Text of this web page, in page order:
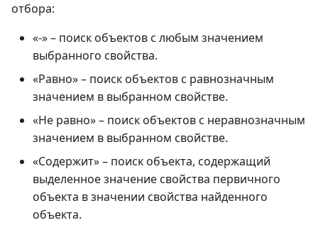
отбора:
«-» – поиск объектов с любым значением
выбранного свойства.
«Равно» – поиск объектов с равнозначным
значением в выбранном свойстве.
«Не равно» – поиск объектов с неравнозначным
значением в выбранном свойстве.
«Содержит» – поиск объекта, содержащий
выделенное значение свойства первичного
объекта в значении свойства найденного
объекта.